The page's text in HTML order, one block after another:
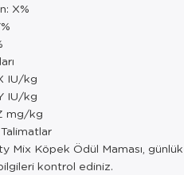
X%
IU/kg
IU/kg
mg/kg
Mix Köpek Ödül Maması,
kontrol ediniz.